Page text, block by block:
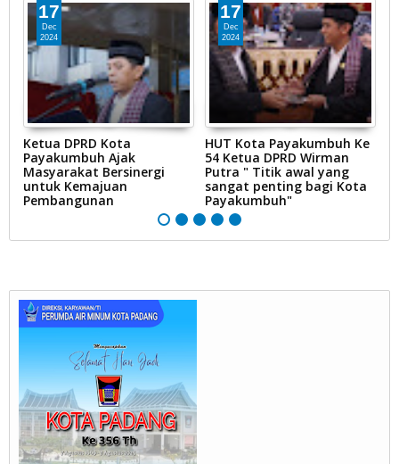
17
Dec
2024
Ketua DPRD Kota
Payakumbuh Ajak
Masyarakat Bersinergi
untuk Kemajuan
Pembangunan
17
Dec
2024
HUT Kota Payakumbuh Ke
54 Ketua DPRD Wirman
Putra " Titik awal yang
sangat penting bagi Kota
Payakumbuh"